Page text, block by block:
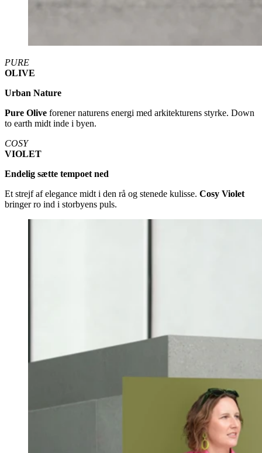
PURE
OLIVE
Urban Nature
Pure Olive forener naturens energi med arkitekturens styrke. Down
to earth midt inde i byen.
COSY
VIOLET
Endelig sætte tempoet ned
Et strejf af elegance midt i den rå og stenede kulisse. Cosy Violet
bringer ro ind i storbyens puls.